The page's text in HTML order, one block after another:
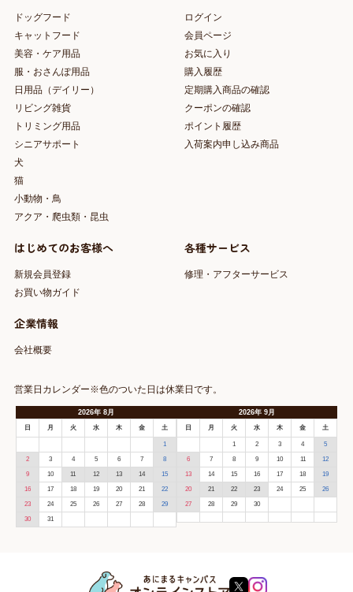
ドッグフード
キャットフード
美容・ケア用品
服・おさんぽ用品
日用品（デイリー）
リビング雑貨
トリミング用品
シニアサポート
犬
猫
小動物・鳥
アクア・爬虫類・昆虫
ログイン
会員ページ
お気に入り
購入履歴
定期購入商品の確認
クーポンの確認
ポイント履歴
入荷案内申し込み商品
はじめてのお客様へ
新規会員登録
お買い物ガイド
各種サービス
修理・アフターサービス
企業情報
会社概要
営業日カレンダー※色のついた日は休業日です。
2026年 8月
日 月 火 水 木 金 土
1
2 3 4 5 6 7 8
9 10 11 12 13 14 15
16 17 18 19 20 21 22
23 24 25 26 27 28 29
30 31
2026年9月
日 月 火 水 木 金 土
1 2 3 4 5
6 7 8 9 10 11 12
13 14 15 16 17 18 19
20 21 22 23 24 25 26
27 28 29 30